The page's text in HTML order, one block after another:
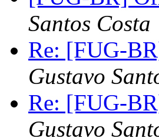
Santos Costa
Re: [FUG-
Gustavo
Re: [FUG-
Gustavo